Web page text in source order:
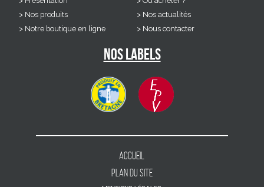
Nos produits
Notre boutique en ligne
Nos actualités
Nous contacter
Nos labels
Accueil
Plan du site